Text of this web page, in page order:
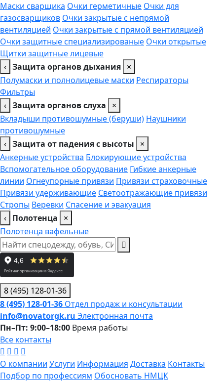
Маски сварщика Очки герметичные Очки для
газосварщиков Очки закрытые с непрямой
вентиляцией Очки закрытые с прямой вентиляцией
Очки защитные специализированые Очки открытые
Щитки защитные лицевые
‹ Защита органов дыхания ×
Полумаски и полнолицевые маски Респираторы
Фильтры
‹ Защита органов слуха
×
Вкладыши противошумные (беруши) Наушники
противошумные
‹ Защита от падения с высоты
×
Анкерные устройства Блокирующие устройства
Вспомогательное оборудование Гибкие анкерные
линии Огнеупорные привязи Привязи страховочные
Привязи удерживающие Светоотражающие привязи
Стропы Веревки Спасение и эвакуация
‹ Полотенца
×
Полотенца вафельные
8 (495) 128-01-36
8 (495) 128-01-36 Отдел продаж и консультации
info@novatorgk.ru Электронная почта
Пн–Пт: 9:00–18:00 Время работы
Все контакты
О компании Услуги Информация Доставка Контакты
Подбор по профессиям Обосновать НМЦК